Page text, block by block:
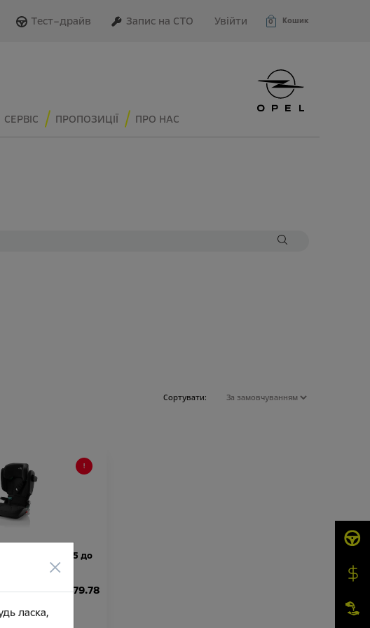
Тест–драйв Запис на СТО Увійти 0 Кошик
СЕРВІС ПРОПОЗИЦІЇ ПРО НАС
Сортувати:
група 2/3 (від 15 до
23 379.78
×
ласка,